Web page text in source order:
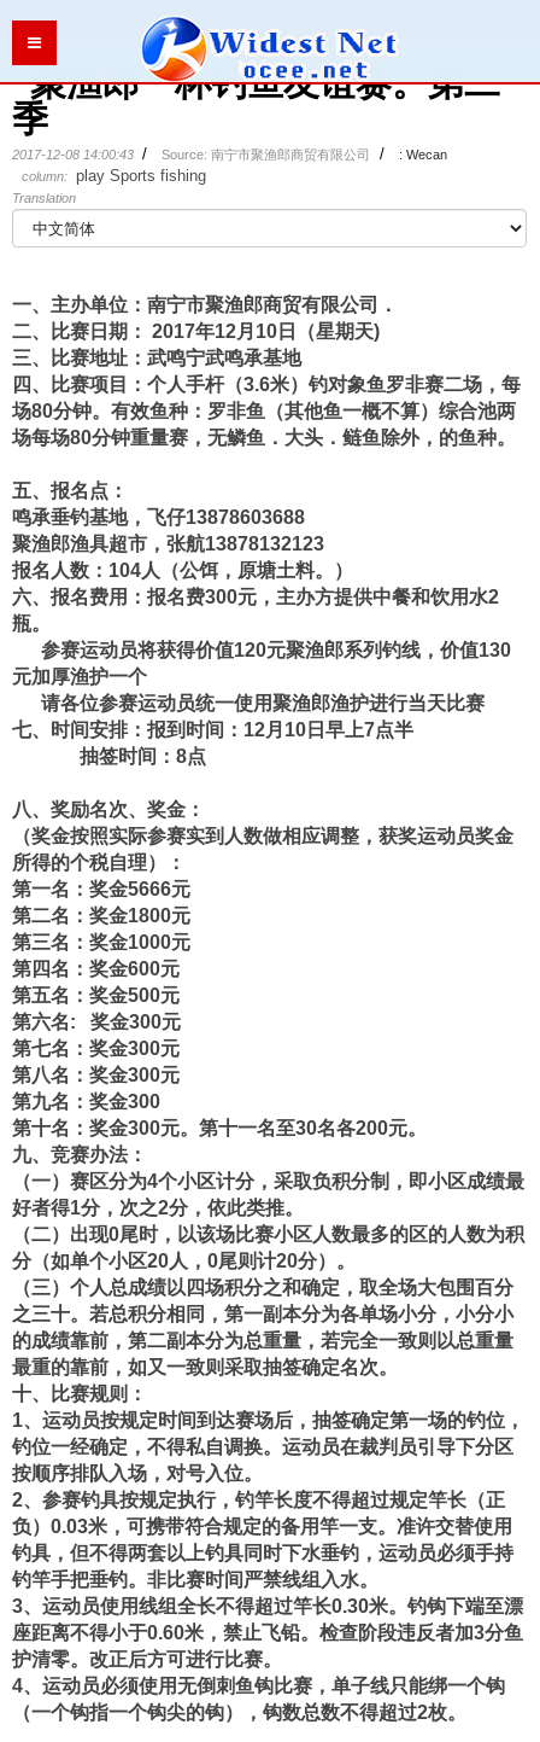
Location: >>>
“聚渔郎＂杯钓鱼友谊赛。第二
季
2017-12-08 14:00:43 / Source: 南宁市聚渔郎商贸有限公司 /
: Wecan
column: play Sports fishing
Translation
一、主办单位：南宁市聚渔郎商贸有限公司．
二、比赛日期： 2017年12月10日（星期天)
三、比赛地址：武鸣宁武鸣承基地
四、比赛项目：个人手杆（3.6米）钓对象鱼罗非赛二场，每
场80分钟。有效鱼种：罗非鱼（其他鱼一概不算）综合池两
场每场80分钟重量赛，无鳞鱼．大头．鲢鱼除外，的鱼种。
五、报名点：
鸣承垂钓基地，飞仔13878603688
聚渔郎渔具超市，张航13878132123
报名人数：104人（公饵，原塘土料。）
六、报名费用：报名费300元，主办方提供中餐和饮用水2
瓶。
参赛运动员将获得价值120元聚渔郎系列钓线，价值130
元加厚渔护一个
请各位参赛运动员统一使用聚渔郎渔护进行当天比赛
七、时间安排：报到时间：12月10日早上7点半
抽签时间：8点
八、奖励名次、奖金：
（奖金按照实际参赛实到人数做相应调整，获奖运动员奖金
所得的个税自理）：
第一名：奖金5666元
第二名：奖金1800元
第三名：奖金1000元
第四名：奖金600元
第五名：奖金500元
第六名: 奖金300元
第七名：奖金300元
第八名：奖金300元
第九名：奖金300
第十名：奖金300元。第十一名至30名各200元。
九、竞赛办法：
（一）赛区分为4个小区计分，采取负积分制，即小区成绩最
好者得1分，次之2分，依此类推。
（二）出现0尾时，以该场比赛小区人数最多的区的人数为积
分（如单个小区20人，0尾则计20分）。
（三）个人总成绩以四场积分之和确定，取全场大包围百分
之三十。若总积分相同，第一副本分为各单场小分，小分小
的成绩靠前，第二副本分为总重量，若完全一致则以总重量
最重的靠前，如又一致则采取抽签确定名次。
十、比赛规则：
1、运动员按规定时间到达赛场后，抽签确定第一场的钓位，
钓位一经确定，不得私自调换。运动员在裁判员引导下分区
按顺序排队入场，对号入位。
2、参赛钓具按规定执行，钓竿长度不得超过规定竿长（正
负）0.03米，可携带符合规定的备用竿一支。准许交替使用
钓具，但不得两套以上钓具同时下水垂钓，运动员必须手持
钓竿手把垂钓。非比赛时间严禁线组入水。
3、运动员使用线组全长不得超过竿长0.30米。钓钩下端至漂
座距离不得小于0.60米，禁止飞铅。检查阶段违反者加3分鱼
护清零。改正后方可进行比赛。
4、运动员必须使用无倒刺鱼钩比赛，单子线只能绑一个钩
（一个钩指一个钩尖的钩），钩数总数不得超过2枚。